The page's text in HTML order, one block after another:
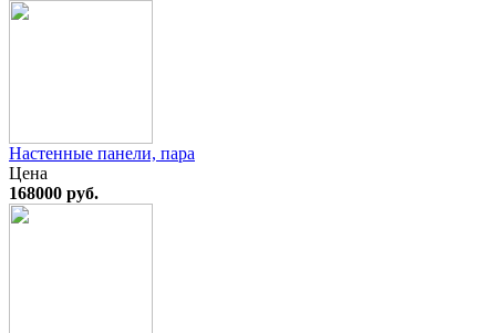
Настенные панели, пара
Цена
168000 руб.